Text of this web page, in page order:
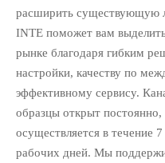
расширить существующую
INTE поможет вам
рынке благодаря гибким
настройки, качеству по
эффективному сервису.
образцы открыт постоянно,
осуществляется в течение
рабочих дней. Мы